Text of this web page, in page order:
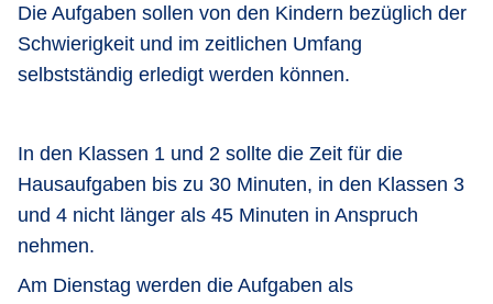
Die Aufgaben sollen von den Kindern bezüglich der
Schwierigkeit und im zeitlichen Umfang
selbstständig erledigt werden können.
In den Klassen 1 und 2 sollte die Zeit für die
Hausaufgaben bis zu 30 Minuten, in den Klassen 3
und 4 nicht länger als 45 Minuten in Anspruch
nehmen.
Am Dienstag werden die Aufgaben als